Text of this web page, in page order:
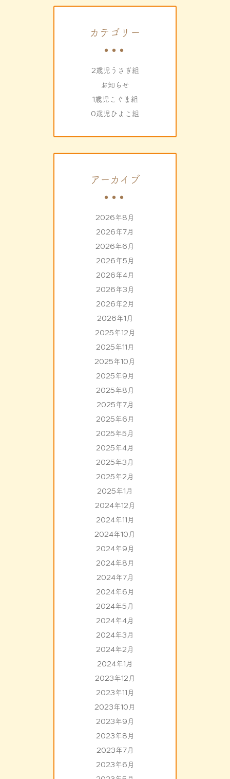
カテゴリー
2歳児うさぎ組
お知らせ
1歳児こぐま組
0歳児ひよこ組
アーカイブ
2026年8月
2026年7月
2026年6月
2026年5月
2026年4月
2026年3月
2026年2月
2026年1月
2025年12月
2025年11月
2025年10月
2025年9月
2025年8月
2025年7月
2025年6月
2025年5月
2025年4月
2025年3月
2025年2月
2025年1月
2024年12月
2024年11月
2024年10月
2024年9月
2024年8月
2024年7月
2024年6月
2024年5月
2024年4月
2024年3月
2024年2月
2024年1月
2023年12月
2023年11月
2023年10月
2023年9月
2023年8月
2023年7月
2023年6月